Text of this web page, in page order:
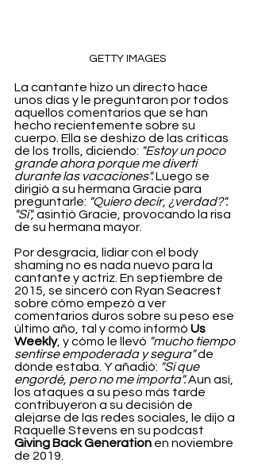
GETTY IMAGES
La cantante hizo un directo hace
unos días y le preguntaron por todos
aquellos comentarios que se han
hecho recientemente sobre su
cuerpo. Ella se deshizo de las críticas
de los trolls, diciendo: "Estoy un poco
grande ahora porque me divertí
durante las vacaciones". Luego se
dirigió a su hermana Gracie para
preguntarle: "Quiero decir, ¿verdad?".
"Sí", asintió Gracie, provocando la risa
de su hermana mayor.
Por desgracia, lidiar con el body
shaming no es nada nuevo para la
cantante y actriz. En septiembre de
2015, se sinceró con Ryan Seacrest
sobre cómo empezó a ver
comentarios duros sobre su peso ese
último año, tal y como informó Us
Weekly, y cómo le llevó "mucho tiempo
sentirse empoderada y segura" de
dónde estaba. Y añadió: "Sí que
engordé, pero no me importa". Aun así,
los ataques a su peso más tarde
contribuyeron a su decisión de
alejarse de las redes sociales, le dijo a
Raquelle Stevens en su podcast
Giving Back Generation en noviembre
de 2019.